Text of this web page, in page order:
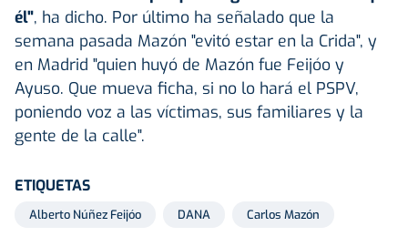
él", ha dicho. Por último ha señalado que la
semana pasada Mazón "evitó estar en la Crida", y
en Madrid "quien huyó de Mazón fue Feijóo y
Ayuso. Que mueva ficha, si no lo hará el PSPV,
poniendo voz a las víctimas, sus familiares y la
gente de la calle".
ETIQUETAS
Alberto Núñez Feijóo DANA Carlos Mazón